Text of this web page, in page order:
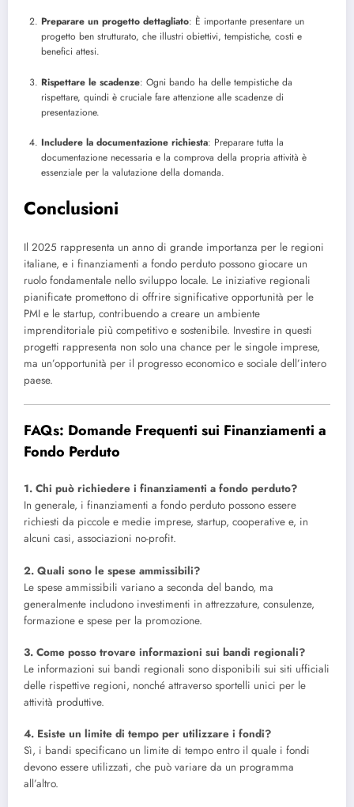
Preparare un progetto dettagliato: È importante presentare un
progetto ben strutturato, che illustri obiettivi, tempistiche, costi e
benefici attesi.
Rispettare le scadenze: Ogni bando ha delle tempistiche da
rispettare, quindi è cruciale fare attenzione alle scadenze di
presentazione.
Includere la documentazione richiesta: Preparare tutta la
documentazione necessaria e la comprova della propria attività è
essenziale per la valutazione della domanda.
Conclusioni
Il 2025 rappresenta un anno di grande importanza per le regioni
italiane, e i finanziamenti a fondo perduto possono giocare un
ruolo fondamentale nello sviluppo locale. Le iniziative regionali
pianificate promettono di offrire significative opportunità per le
PMI e le startup, contribuendo a creare un ambiente
imprenditoriale più competitivo e sostenibile. Investire in questi
progetti rappresenta non solo una chance per le singole imprese,
ma un’opportunità per il progresso economico e sociale dell’intero
paese.
FAQs: Domande Frequenti sui Finanziamenti a
Fondo Perduto
1. Chi può richiedere i finanziamenti a fondo perduto?
In generale, i finanziamenti a fondo perduto possono essere
richiesti da piccole e medie imprese, startup, cooperative e, in
alcuni casi, associazioni no-profit.
2. Quali sono le spese ammissibili?
Le spese ammissibili variano a seconda del bando, ma
generalmente includono investimenti in attrezzature, consulenze,
formazione e spese per la promozione.
3. Come posso trovare informazioni sui bandi regionali?
Le informazioni sui bandi regionali sono disponibili sui siti ufficiali
delle rispettive regioni, nonché attraverso sportelli unici per le
attività produttive.
4. Esiste un limite di tempo per utilizzare i fondi?
Sì, i bandi specificano un limite di tempo entro il quale i fondi
devono essere utilizzati, che può variare da un programma
all’altro.